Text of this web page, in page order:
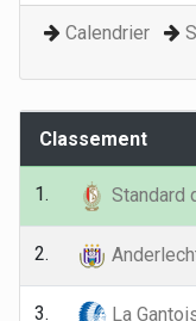
Calendrier
Classement
1. Standard
2.
3. La